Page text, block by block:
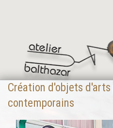
Création d'objets
contemporains